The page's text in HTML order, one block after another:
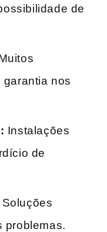
de
nos
Instalações
de
Soluções
‍problemas.